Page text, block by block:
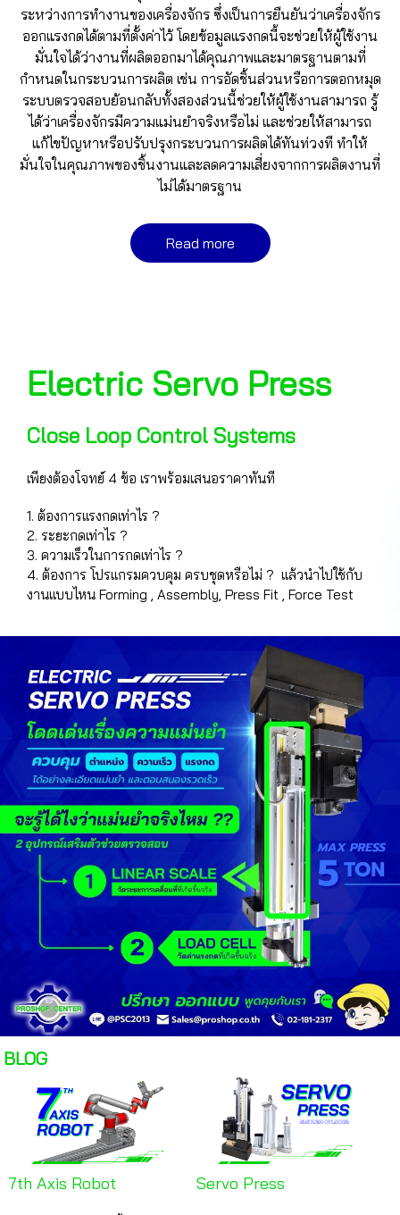
ระหว่างการทำงานของเครื่องจักร ซึ่งเป็นการยืนยันว่าเครื่องจักร
ออกแรงกดได้ตามที่ตั้งค่าไว้ โดยข้อมูลแรงกดนี้จะช่วยให้ผู้ใช้งาน
มั่นใจได้ว่างานที่ผลิตออกมาได้คุณภาพและมาตรฐานตามที่
กำหนดในกระบวนการผลิต เช่น การอัดชิ้นส่วนหรือการตอกหมุด
ระบบตรวจสอบย้อนกลับทั้งสองส่วนนี้ช่วยให้ผู้ใช้งานสามารถ รู้
ได้ว่าเครื่องจักรมีความแม่นยำจริงหรือไม่ และช่วยให้สามารถ
แก้ไขปัญหาหรือปรับปรุงกระบวนการผลิตได้ทันท่วงที ทำให้
มั่นใจในคุณภาพของชิ้นงานและลดความเสี่ยงจากการผลิตงานที่
ไม่ได้มาตรฐาน
Read more
Electric Servo Press
Close Loop Control Systems
เพียงต้องโจทย์ 4 ข้อ เราพร้อมเสนอราคาทันที
1. ต้องการแรงกดเท่าไร ?
2. ระยะกดเท่าไร ?
3. ความเร็วในการกดเท่าไร ?
4. ต้องการ โปรแกรมควบคุม ครบชุดหรือไม่ ? แล้วนำไปใช้กับ
งานแบบไหน Forming , Assembly, Press Fit , Force Test
BLOG
7th Axis Robot Servo Press